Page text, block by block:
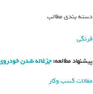
دسته بندی مطالب
فرنگی
پیشنهاد مطالعه:جزغاله شدن
مقالات کسب وکار